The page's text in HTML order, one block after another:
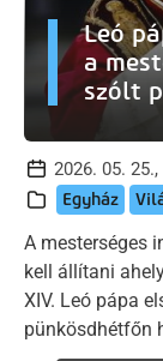
Leó
a
szólt
2026. 05.
Egyház
A mesterséges
kell állítani
XIV. Leó pápa
pünkösdhétfőn